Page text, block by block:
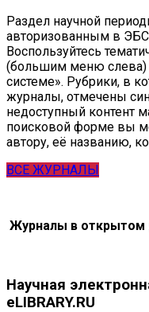
Раздел научной
авторизованным в ЭБС
Воспользуйтесь
(большим меню слева)
системе». Рубрики, в
журналы, отмечены
недоступный контент
поисковой форме вы
автору, её названию,
ВСЕ ЖУРНАЛЫ
Журналы в открытом
Научная
eLIBRARY.RU